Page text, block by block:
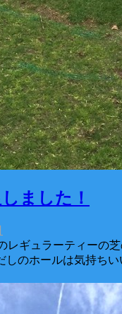
ました！
レギュラーティーの
しのホールは気持ち